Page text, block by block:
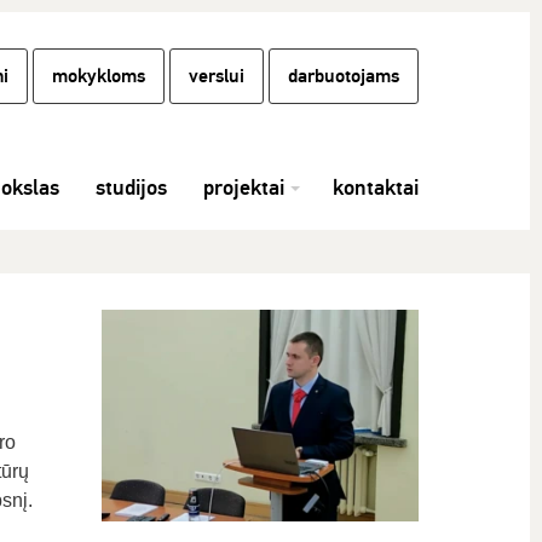
mokykloms verslui darbuotojams
studijos projektai kontaktai